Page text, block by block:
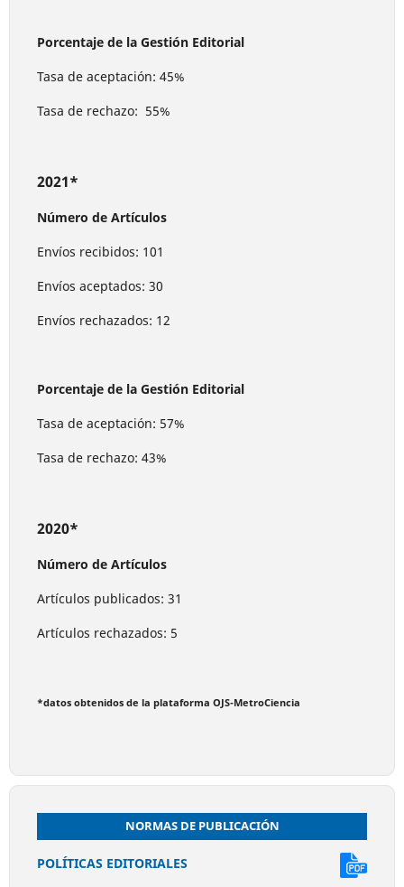
Porcentaje de la Gestión Editorial
Tasa de aceptación: 45%
Tasa de rechazo: 55%
2021*
Número de Artículos
Envíos recibidos: 101
Envíos aceptados: 30
Envíos rechazados: 12
Porcentaje de la Gestión Editorial
Tasa de aceptación: 57%
Tasa de rechazo: 43%
2020*
Número de Artículos
Artículos publicados: 31
Artículos rechazados: 5
*datos obtenidos de la plataforma OJS-MetroCiencia
NORMAS DE PUBLICACIÓN
POLÍTICAS EDITORIALES